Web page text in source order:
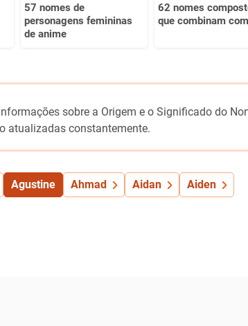
57 nomes de
personagens femininas
de anime
62 nomes
que combinam
sobre a Origem e o Significado do
atualizadas constantemente.
Agustine Ahmad Aidan Aiden